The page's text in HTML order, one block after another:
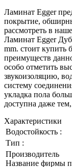
Ламинат Egger
покрытие,
рассмотреть в
Ламинат Egger
mm. стоит купить
преимуществ
особо отметить
звукоизоляцию,
систему
укладка пола
доступна даже
Характеристики
Водостойкость :
Тип :
Производитель
Название фирмы